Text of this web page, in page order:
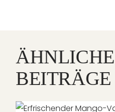
ÄHNLICHE
BEITRÄGE